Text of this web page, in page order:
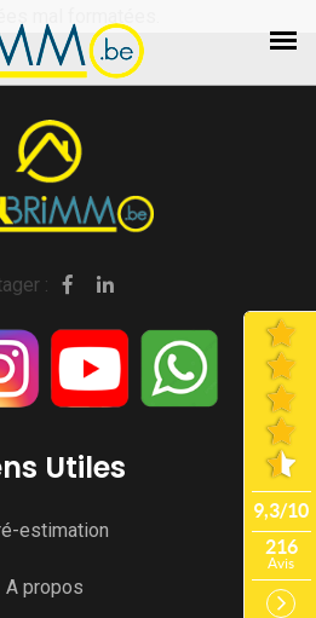
mal formatées.
:
Utiles
estimation
A propos